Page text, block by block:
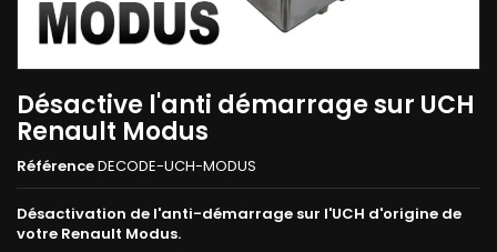
Désactive l'anti démarrage sur UCH
Renault Modus
RéférenceDECODE-UCH-MODUS
Désactivation de l'anti-démarrage sur l'UCH d'origine de
votre Renault Modus.